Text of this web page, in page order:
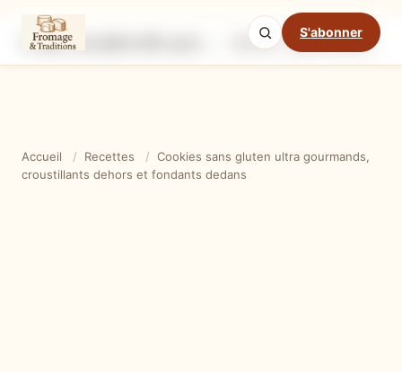
S'abonner
Ingrédients Étapes
Mode cuisine
Accueil / Recettes / Cookies sans gluten ultra gourmands,
croustillants dehors et fondants dedans